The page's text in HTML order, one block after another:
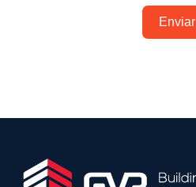
Enviar